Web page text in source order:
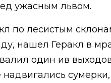
ужасным львом.
по лесистым
нашел Геракл в
один ив
надвигались